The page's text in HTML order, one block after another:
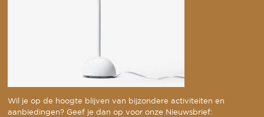
Wil je op de hoogte blijven van bijzondere activiteiten en
aanbiedingen? Geef je dan op voor onze Nieuwsbrief: